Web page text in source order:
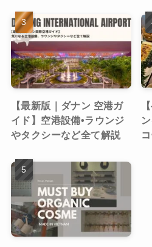
【最新版｜ダナン 空港ガ
イド】空港設備•ラウンジ
やタクシーなど全て解説